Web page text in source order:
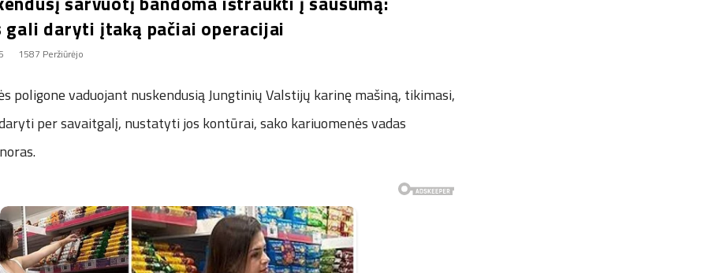
daryti įtaką pačiai operacijai
1587 Peržiūrėjo
poligone vaduojant nuskendusią Jungtinių Valstijų karinę mašiną, tikimasi,
per savaitgalį, nustatyti jos kontūrai, sako kariuomenės vadas